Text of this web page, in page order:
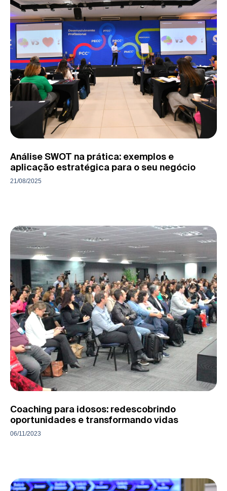
Análise SWOT na prática: exemplos e
aplicação estratégica para o seu negócio
21/08/2025
Coaching para idosos: redescobrindo
oportunidades e transformando vidas
06/11/2023